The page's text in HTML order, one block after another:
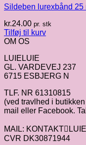
Sildeben lurexbånd 25
kr.24.00 pr. stk
Tilføj til kurv
OM OS
LUIELUIE
GL. VARDEVEJ 237
6715 ESBJERG N
TLF. NR 61310815
(ved travlhed i
mail eller Facebook.
MAIL:
CVR DK30871944